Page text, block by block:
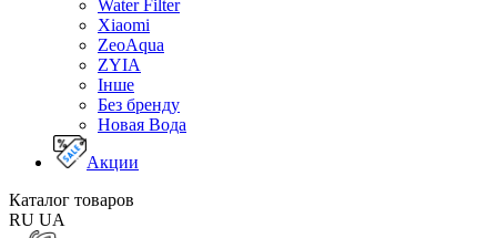
Water Filter
Xiaomi
ZeoAqua
ZYIA
Інше
Без бренду
Новая Вода
Акции
Каталог товаров
RU UA